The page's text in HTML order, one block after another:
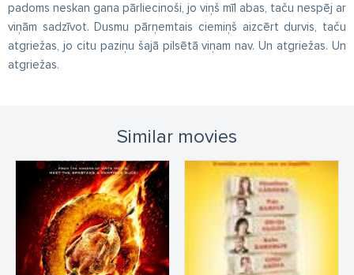
padoms neskan gana pārliecinoši, jo viņš mīl abas, taču nespēj ar
viņām sadzīvot. Dusmu pārņemtais ciemiņš aizcērt durvis, taču
atgriežas, jo citu paziņu šajā pilsētā viņam nav. Un atgriežas. Un
atgriežas.
Similar movies